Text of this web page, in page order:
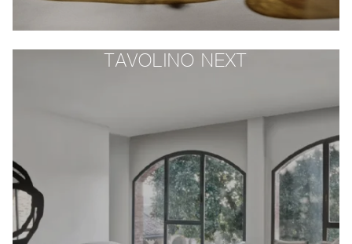
TAVOLINO NEXT